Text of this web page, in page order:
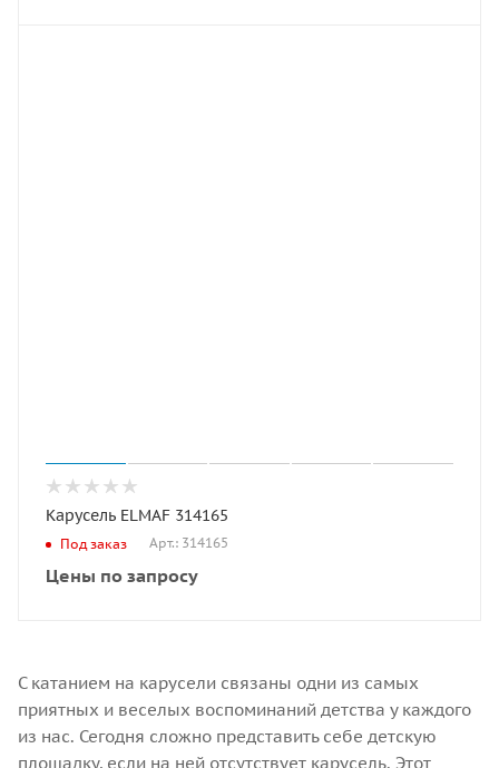
Карусель ELMAF 314165
Под заказ Арт.: 314165
Цены по запросу
С катанием на карусели связаны одни из самых
приятных и веселых воспоминаний детства у каждого
из нас. Сегодня сложно представить себе детскую
площадку, если на ней отсутствует карусель. Этот